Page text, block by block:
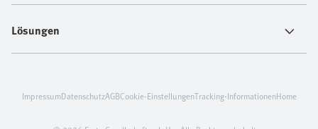
Lösungen
ImpressumDatenschutzAGBCookie-EinstellungenTracking-InformationenHome